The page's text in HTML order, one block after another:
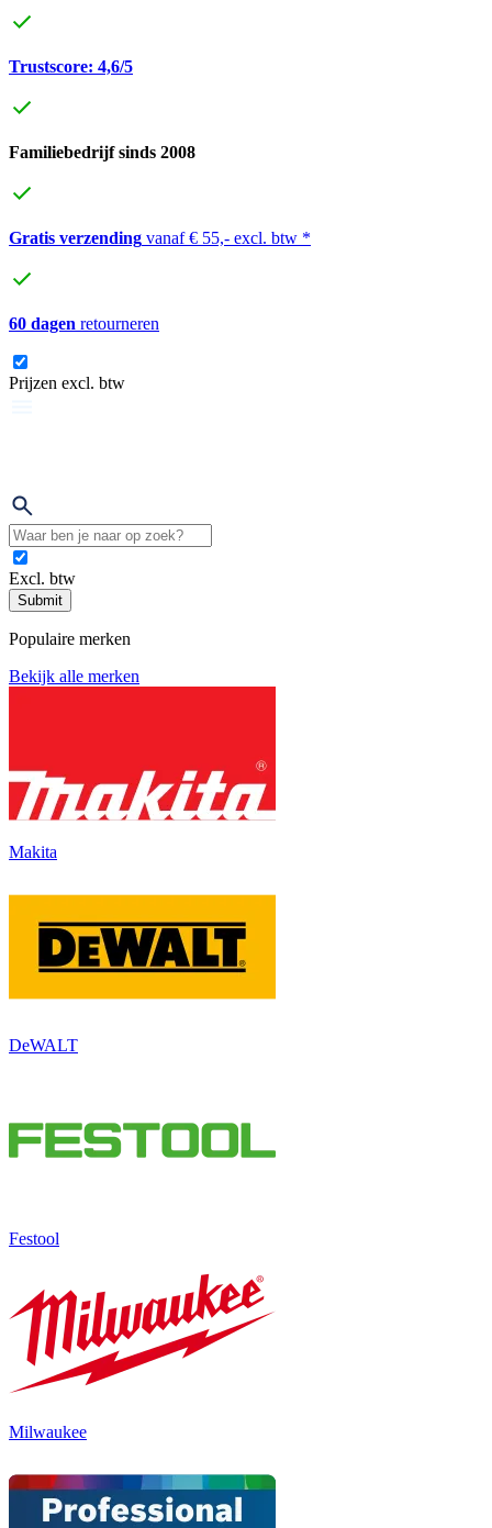
Trustscore: 4,6/5
Familiebedrijf sinds 2008
Gratis verzending vanaf € 55,- excl. btw *
60 dagen retourneren
Prijzen excl. btw
Excl. btw
Submit
Populaire merken
Bekijk alle merken
Makita
DeWALT
Festool
Milwaukee